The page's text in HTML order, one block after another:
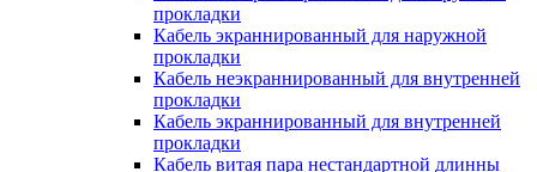
прокладки
Кабель экраннированный для наружной
прокладки
Кабель неэкраннированный для внутренней
прокладки
Кабель экраннированный для внутренней
прокладки
Кабель витая пара нестандартной длинны